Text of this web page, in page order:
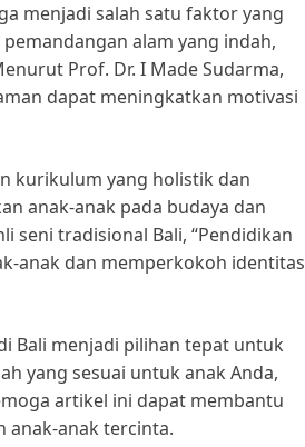
menjadi salah satu faktor yang
alam yang indah,
Prof. Dr. I Made Sudarma,
dapat meningkatkan motivasi
kurikulum yang holistik dan
anak-anak pada budaya dan
seni tradisional Bali, “Pendidikan
anak dan memperkokoh identitas
Bali menjadi pilihan tepat untuk
yang sesuai untuk anak Anda,
artikel ini dapat membantu
anak-anak tercinta.